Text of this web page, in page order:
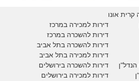
קרית אונו
דירות למכירה במרכז
דירות להשכרה במרכז
דירות להשכרה בתל אביב
דירות למכירה בתל אביב
דירות להשכרה בירושלים
דירות למכירה בירושלים